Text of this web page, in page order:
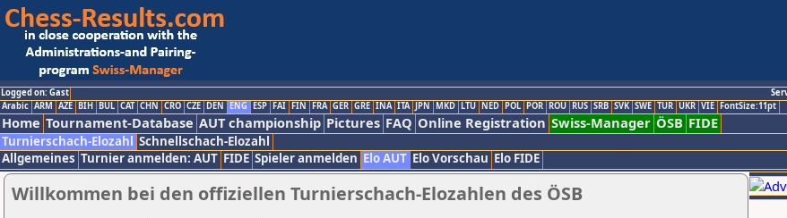
Logged on: Gast
Arabic ARM AZE BIH BUL CAT CHN CRO CZE DEN ENG ESP FAI FIN FRA GER GRE INA ITA JPN MKD LTU NED POL POR ROU RUS SRB SVK SWE TUR UKR VIE FontSize:11pt
Home Tournament-Database AUT championship Pictures FAQ Online Registration Swiss-Manager ÖSB FIDE
Turnierschach-Elozahl Schnellschach-Elozahl
Allgemeines Turnier anmelden: AUT FIDE Spieler anmelden Elo AUT Elo Vorschau Elo FIDE
Willkommen bei den offiziellen Turnierschach-Elozahlen des ÖSB